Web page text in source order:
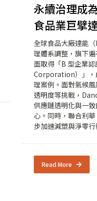
永續治理成
食品業巨擘
取得B型企
全球食品大廠達能
理體系調整，旗下
面取得「B 型企業
Corporation）」，
理案例。面對氣候
透明度等挑戰，
供應鏈透明化與一
心。同時，聯合利
步加速減塑與淨零
Read More